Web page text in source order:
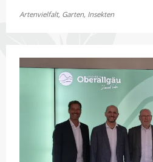
Artenvielfalt, Garten, Insekten